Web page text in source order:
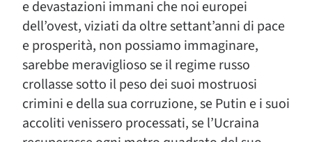
e devastazioni immani che noi europei
dell’ovest, viziati da oltre settant’anni di pace
e prosperità, non possiamo immaginare,
sarebbe meraviglioso se il regime russo
crollasse sotto il peso dei suoi mostruosi
crimini e della sua corruzione, se Putin e i suoi
accoliti venissero processati, se l’Ucraina